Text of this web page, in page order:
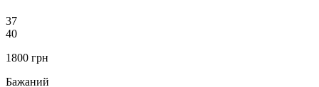
37
40
1800 грн
Бажаний